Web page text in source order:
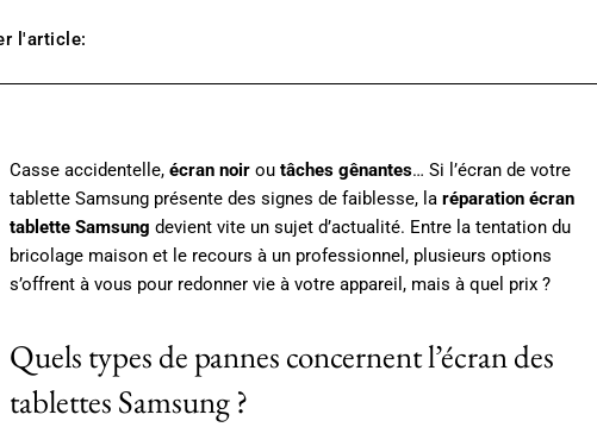
l'article:
Casse accidentelle, écran noir ou tâches gênantes… Si l’écran de votre
tablette Samsung présente des signes de faiblesse, la réparation écran
tablette Samsung devient vite un sujet d’actualité. Entre la tentation du
bricolage maison et le recours à un professionnel, plusieurs options
s’offrent à vous pour redonner vie à votre appareil, mais à quel prix ?
Quels types de pannes concernent l’écran des
tablettes Samsung ?